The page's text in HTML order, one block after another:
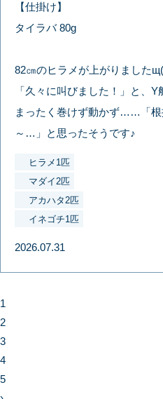
【仕掛け】
タイラバ 80g
82㎝のヒラメが上がりまし
「久々に叫びました！」と、Y
まったく巻けず動かず……「根
～…」と思ったそうです♪
ヒラメ1匹
マダイ2匹
アカハタ2匹
イネゴチ1匹
2026.07.31
1
2
3
4
5